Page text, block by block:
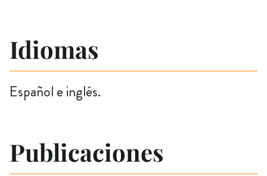
Idiomas
Español e inglés.
Publicaciones